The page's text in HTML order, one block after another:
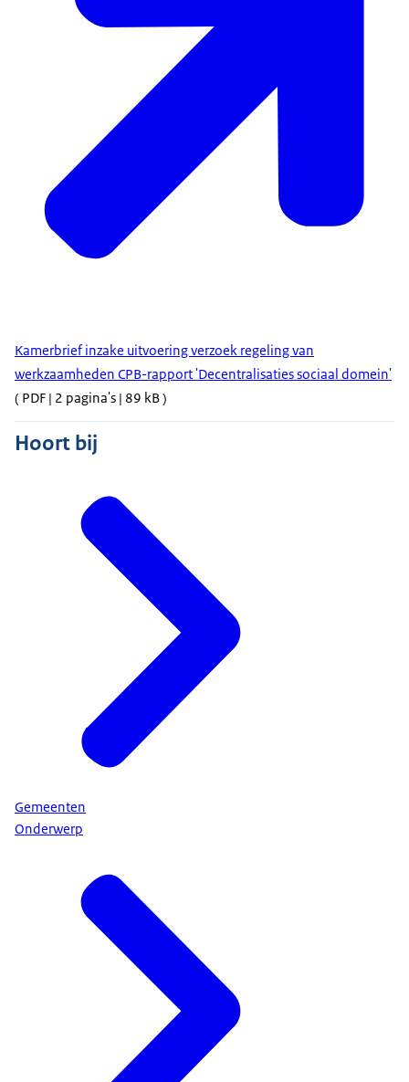
Kamerbrief inzake uitvoering verzoek regeling van
werkzaamheden CPB-rapport 'Decentralisaties sociaal domein'
( PDF | 2 pagina's | 89 kB )
Hoort bij
Gemeenten
Onderwerp